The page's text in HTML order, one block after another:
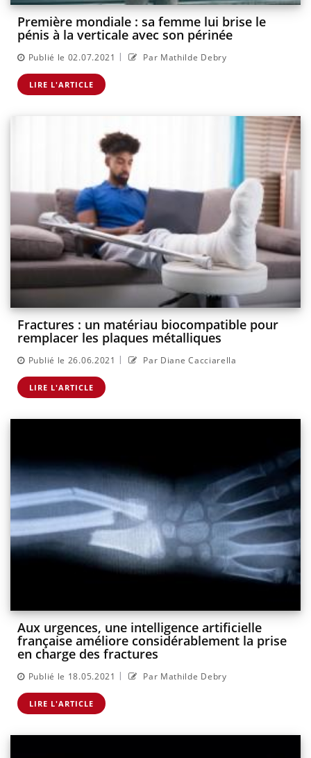
Première mondiale : sa femme lui brise le
pénis à la verticale avec son périnée
Publié le 02.07.2021 | Par Mathilde Debry
LIRE L'ARTICLE
Fractures : un matériau biocompatible pour
remplacer les plaques métalliques
Publié le 26.06.2021 | Par Diane Cacciarella
LIRE L'ARTICLE
Aux urgences, une intelligence artificielle
française améliore considérablement la prise
en charge des fractures
Publié le 18.05.2021 | Par Mathilde Debry
LIRE L'ARTICLE